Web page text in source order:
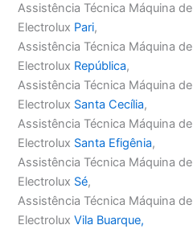
Assistência Técnica Máquina
Electrolux Pari,
Assistência Técnica Máquina
Electrolux República,
Assistência Técnica Máquina
Electrolux Santa Cecília,
Assistência Técnica Máquina
Electrolux Santa Efigênia,
Assistência Técnica Máquina
Electrolux Sé,
Assistência Técnica Máquina
ElectroluxVila Buarque,